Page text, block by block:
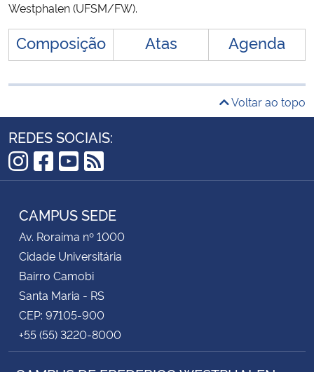
Westphalen (UFSM/FW).
Composição Atas Agenda
Voltar ao topo
REDES SOCIAIS:
Instagram
Facebook
YouTube
RSS
CAMPUS SEDE
Av. Roraima nº 1000
Cidade Universitária
Bairro Camobi
Santa Maria - RS
CEP: 97105-900
+55 (55) 3220-8000